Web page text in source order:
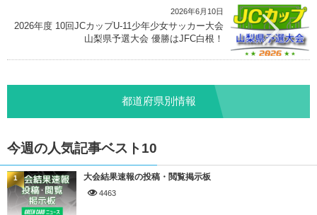
2026年6月10日
2026年度 10回JCカップU-11少年少女サッカー大会
山梨県予選大会 優勝はJFC白根！
都道府県別情報
今週の人気記事ベスト10
大会結果速報の投稿・閲覧掲示板
4463
1